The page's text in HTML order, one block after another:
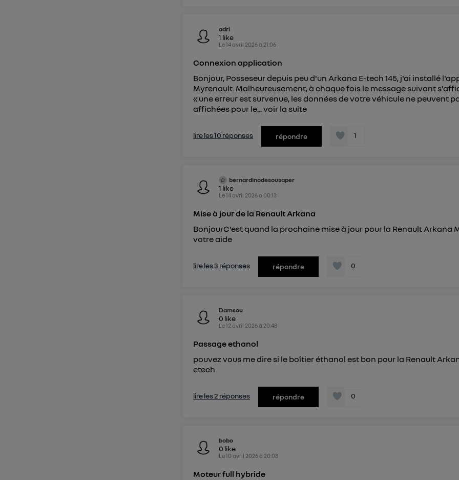
adri
1 like
Le14 avril 2026à 21:06
Connexion application
Bonjour, Posseseur depuis peu d'un Arkana E-tech 145, j'ai installé
Myrenault. Malheureusement, à chaque fois le message suivant
« une erreur est survenue, les données de votre véhicule ne peuvent
affichées pour le...voir la suite
lire les 10 réponses répondre 1
bernardinodesousaper
1 like
Le14 avril 2026à 00:13
Mise à jour de la Renault Arkana
BonjourC'est quand la prochaine mise à jour pour la Renault Arkana
votre aide
lire les 3 réponses répondre 0
Damsou
0 like
Le12 avril 2026à 20:48
Passage ethanol
pouvez vous me dire si le boîtier éthanol est bon pour la Renault
etech
lire les 2 réponses répondre 0
bobo
0 like
Le10 avril 2026à 20:03
Moteur full hybride